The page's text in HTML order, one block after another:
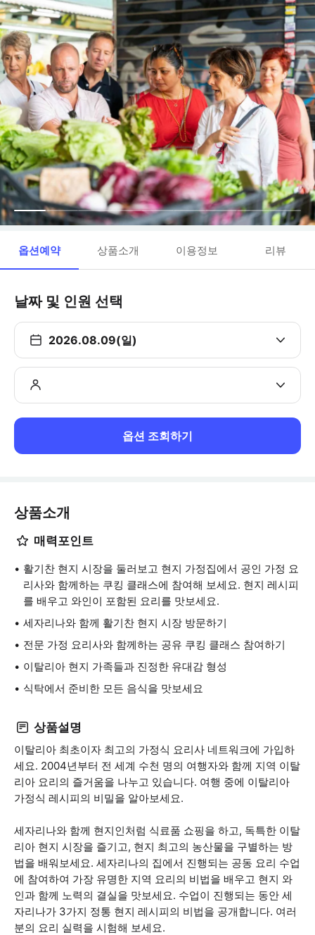
옵션예약 상품소개 이용정보 리뷰
날짜 및 인원 선택
2026.08.09(일)
옵션 조회하기
상품소개
매력포인트
활기찬 현지 시장을 둘러보고 현지 가정집에서 공인 가정 요
리사와 함께하는 쿠킹 클래스에 참여해 보세요. 현지 레시피
를 배우고 와인이 포함된 요리를 맛보세요.
세자리나와 함께 활기찬 현지 시장 방문하기
전문 가정 요리사와 함께하는 공유 쿠킹 클래스 참여하기
이탈리아 현지 가족들과 진정한 유대감 형성
식탁에서 준비한 모든 음식을 맛보세요
상품설명
이탈리아 최초이자 최고의 가정식 요리사 네트워크에 가입하
세요. 2004년부터 전 세계 수천 명의 여행자와 함께 지역 이탈
리아 요리의 즐거움을 나누고 있습니다. 여행 중에 이탈리아
가정식 레시피의 비밀을 알아보세요.
세자리나와 함께 현지인처럼 식료품 쇼핑을 하고, 독특한 이탈
리아 현지 시장을 즐기고, 현지 최고의 농산물을 구별하는 방
법을 배워보세요. 세자리나의 집에서 진행되는 공동 요리 수업
에 참여하여 가장 유명한 지역 요리의 비법을 배우고 현지 와
인과 함께 노력의 결실을 맛보세요. 수업이 진행되는 동안 세
자리나가 3가지 정통 현지 레시피의 비법을 공개합니다. 여러
분의 요리 실력을 시험해 보세요.